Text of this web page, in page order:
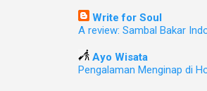
Write for Soul
A review: Sambal Bakar
Ayo Wisata
Pengalaman Menginap di